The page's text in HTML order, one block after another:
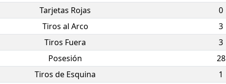
Tarjetas Rojas
0
Tiros al Arco
3
Tiros Fuera
3
Posesión
28
Tiros de Esquina
1